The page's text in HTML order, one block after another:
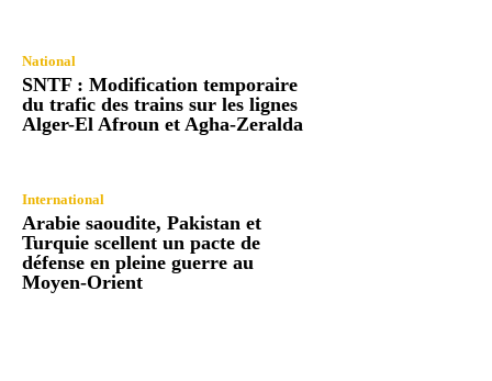
National
SNTF : Modification temporaire
du trafic des trains sur les lignes
Alger-El Afroun et Agha-Zeralda
International
Arabie saoudite, Pakistan et
Turquie scellent un pacte de
défense en pleine guerre au
Moyen-Orient